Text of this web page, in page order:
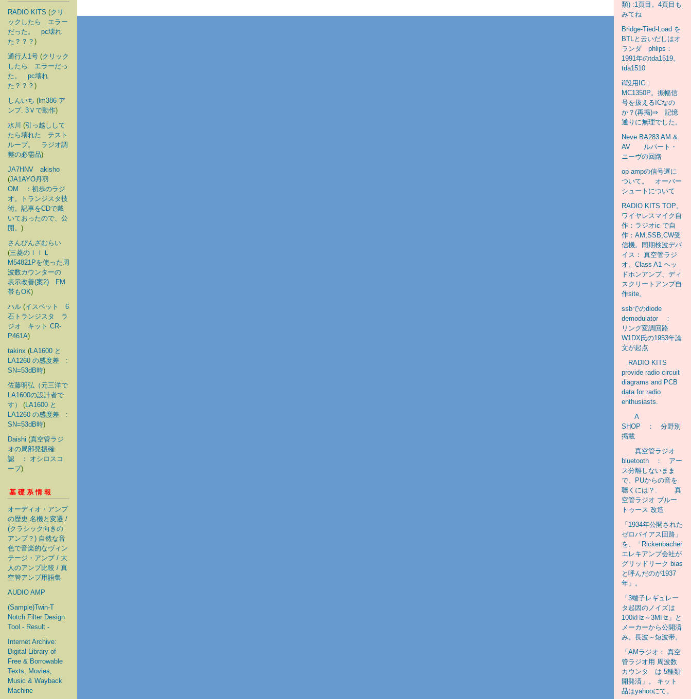
RADIO KITS (クリ
ックしたら エラー
だった。 pc壊れ
た？？？ )
通行人1号 (クリック
したら エラーだっ
た。 pc壊れ
た？？？ )
しんいち ( lm386 ア
ンプ. 3Ｖで動作)
水川 (引っ越しして
たら壊れた テスト
ループ。 ラジオ調
整の必需品)
JA7HNV akisho
(JA1AYO丹羽
OM ：初歩のラジ
オ。トランジスタ技
術。記事をCDで戴
いておったので、公
開。 )
さんぴんざむらい
(三菱のＩＩＬ
M54821Pを使った周
波数カウンターの
表示改善(案2) FM
帯もOK)
ハル (イスペット 6
石トランジスタ ラ
ジオ キット CR-
P461A)
takinx (LA1600 と
LA1260 の感度差 :
SN=53dB時)
佐藤明弘（元三洋で
LA1600の設計者で
す）
(LA1600 と
LA1260 の感度差 :
SN=53dB時)
Daishi (真空管ラジ
オの局部発振確
認 ： オシロスコ
ープ)
基礎系情報
オーディオ・アンプ
の歴史 名機と変遷 /
(クラシック向きの
アンプ？) 自然な音
色で音楽的なヴィン
テージ・アンプ / 大
人のアンプ比較 / 真
空管アンプ用語集
AUDIO AMP
(Sample)Twin-T
Notch Filter Design
Tool - Result -
Internet Archive:
Digital Library of
Free & Borrowable
Texts, Movies,
Music & Wayback
Machine
類) :1頁目。4頁目も
みてね
Bridge-Tied-Load を
BTLと云いだしはオ
ランダ phlips：
1991年のtda1519。
tda1510
if段用IC :
MC1350P。振幅信
号を扱えるICなの
か？(再掲)⇒ 記憶
通りに無理でした。
Neve BA283 AM &
AV ルパート・
ニーヴの回路
op ampの信号遅に
ついて。 オーバー
シュートについて
RADIO KITS TOP。
ワイヤレスマイク自
作：ラジオic で自
作：AM,SSB,CW受
信機。同期検波デバ
イス： 真空管ラジ
オ、Class A1 ヘッ
ドホンアンプ、ディ
スクリートアンプ自
作site。
ssbでのdiode
demodulator ：
リング変調回路
W1DX氏の1953年論
文が起点
RADIO KITS
provide radio circuit
diagrams and PCB
data for radio
enthusiasts.
A
SHOP ： 分野別
掲載
真空管ラジオ
bluetooth ： アー
ス分離しないまま
で、PUからの音を
聴くには？: 真
空管ラジオ ブルー
トゥース 改造
「1934年公開された
ゼロバイアス回路」
を、「Rickenbacher
エレキアンプ会社が
グリッドリーク bias
と呼んだのが1937
年」。
「3端子レギュレー
タ起因のノイズは
100kHz～3MHz」と
メーカーから公開済
み。長波～短波帯。
「AMラジオ： 真空
管ラジオ用 周波数
カウンタ は 5種類
開発済」。 キット
品はyahooにて。